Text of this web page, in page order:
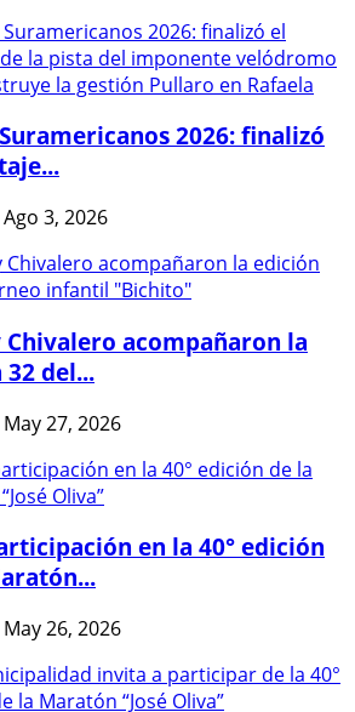
2026: finalizó
Ago 3, 2026
Chivalero acompañaron la
del...
May 27, 2026
en la 40° edición
May 26, 2026